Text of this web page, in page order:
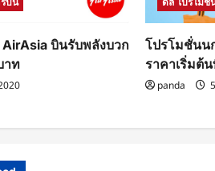
AirAsia บินรับพลังบวก
าท
โปรโมชั่นน
ราคาเริ่มต้
panda